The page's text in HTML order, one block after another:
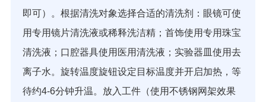
即可）。根据清洗对象选择合适的清洗剂：眼镜可使
用专用镜片清洗液或稀释洗洁精；首饰使用专用珠宝
清洗液；口腔器具使用医用清洗液；实验器皿使用去
离子水。旋转温度旋钮设定目标温度并开启加热，等
待约4-6分钟升温。放入工件（使用不锈钢网架效果